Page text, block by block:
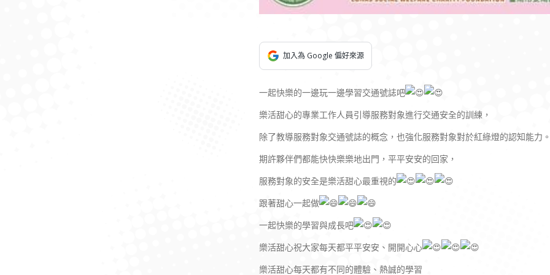
加入為 Google 偏好來源
一起快樂的一邊玩一邊學習交通號誌吧
樂活甜心的專業工作人員引導服務對象進行交通安全的訓練，
除了教導服務對象交通號誌的概念，也強化服務對象對於紅綠燈的認知能力
期許夥伴們都能快快樂樂地出門，平平安安的回家，
服務對象的安全是樂活甜心最重視的
跟著甜心一起做
一起快樂的學習與成長吧
樂活甜心祝大家每天都平平安安、開開心心
樂活甜心每天都有不同的體驗、熱誠的學習